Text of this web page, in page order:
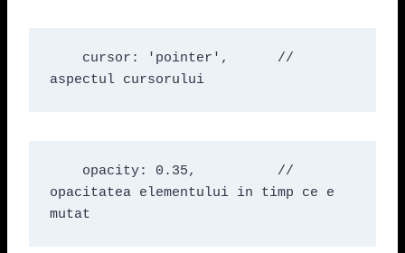
cursor: 'pointer',      //
aspectul cursorului
opacity: 0.35,          //
opacitatea elementului in timp ce e
mutat